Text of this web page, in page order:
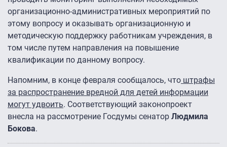
организационно-административных мероприятий по
этому вопросу и оказывать организационную и
методическую поддержку работникам учреждения, в
том числе путем направления на повышение
квалификации по данному вопросу.
Напомним, в конце февраля сообщалось, что штрафы
за распространение вредной для детей информации
могут удвоить. Соответствующий законопроект
внесла на рассмотрение Госдумы сенатор Людмила
Бокова.